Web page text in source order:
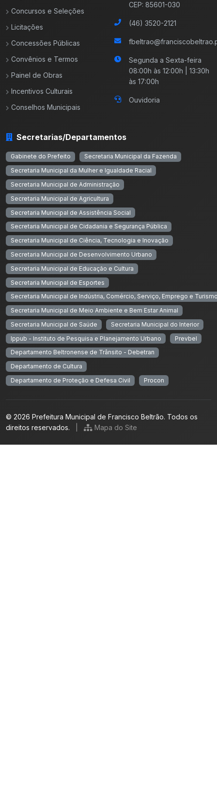
Concursos e Seleções
Licitações
Concessões Públicas
Convênios e Termos
Painel de Obras
Incentivos Culturais
Conselhos Municipais
CEP: 85601-030
(46) 3520-2121
Segunda a Sexta-feira
08:00h às 12:00h | 13:30h
às 17:00h
Ouvidoria
Secretarias/Departamentos
Gabinete do Prefeito
Secretaria Municipal da Fazenda
Secretaria Municipal da Mulher e Igualdade Racial
Secretaria Municipal de Administração
Secretaria Municipal de Agricultura
Secretaria Municipal de Assistência Social
Secretaria Municipal de Cidadania e Segurança Pública
Secretaria Municipal de Ciência, Tecnologia e Inovação
Secretaria Municipal de Desenvolvimento Urbano
Secretaria Municipal de Educação e Cultura
Secretaria Municipal de Esportes
Secretaria Municipal de Indústria, Comércio, Serviço, Emprego e
Secretaria Municipal de Meio Ambiente e Bem Estar Animal
Secretaria Municipal de Saúde
Secretaria Municipal do Interior
Ippub - Instituto de Pesquisa e Planejamento Urbano
Prevbel
Departamento Beltronense de Trânsito - Debetran
Departamento de Cultura
Departamento de Proteção e Defesa Civil
Procon
© 2026 Prefeitura Municipal de Francisco Beltrão. Todos os
direitos reservados.
Mapa do Site